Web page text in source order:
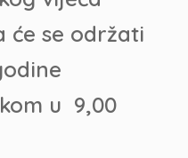
će se održati
u 9,00